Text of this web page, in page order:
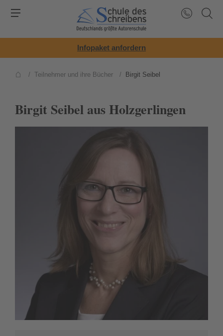
Infopaket anfordern
/ Teilnehmer und ihre Bücher / Birgit Seibel
Birgit Seibel aus Holzgerlingen